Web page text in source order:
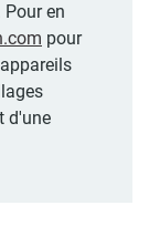
en
pour
d'une